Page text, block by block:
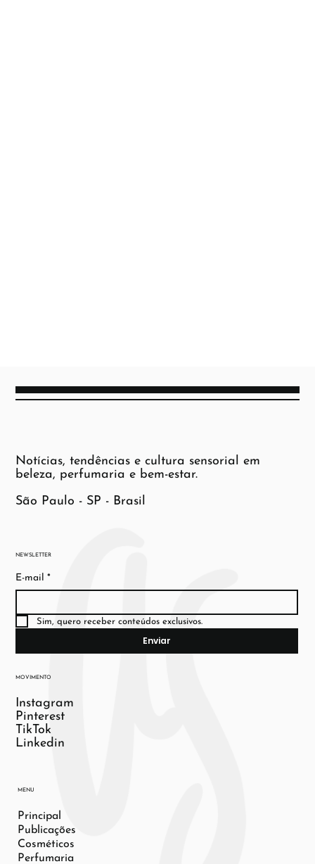
NEWSLETTER
E-mail *
Sim, quero receber conteúdos exclusivos.
Enviar
MOVIMENTO
Instagram
Pinterest
TikTok
Linkedin
MENU
Principal
Publicações
Cosméticos
Perfumaria
Notícias, tendências e cultura sensorial em
beleza, perfumaria e bem-estar.
São Paulo - SP - Brasil